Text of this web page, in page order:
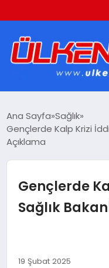
EKONOMI
MAGAZIN
SIYASET
Ana Sayfa Sağlık
Gençlerde Kalp Krizi
Açıklama
Gençlerde
Sağlık
19 Şubat 2025